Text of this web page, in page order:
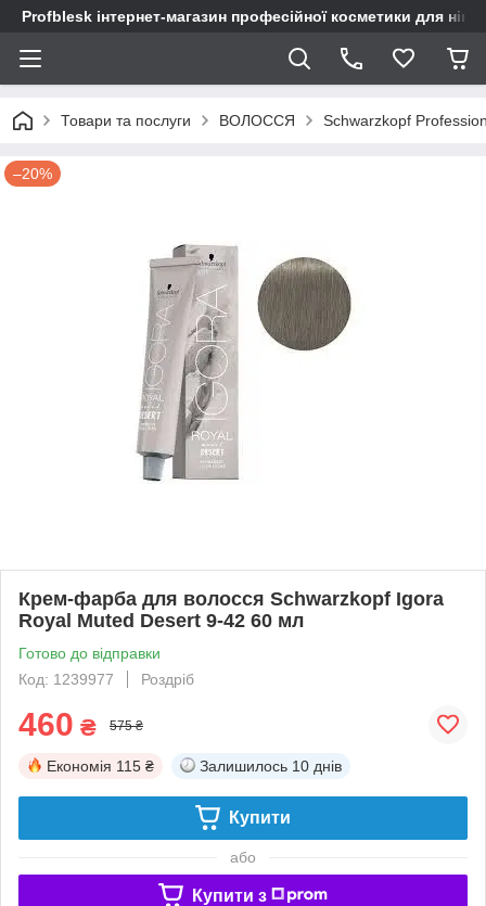
Profblesk інтернет-магазин професійної косметики для
Товари та послуги ВОЛОССЯ Schwarzkopf
–20%
Крем-фарба для волосся Schwarzkopf Igora
Royal Muted Desert 9-42 60 мл
Готово до відправки
Код: 1239977
Роздріб
460 ₴ 575 ₴
Економія 115 ₴ Залишилось 10 днів
Купити
або
Купити з